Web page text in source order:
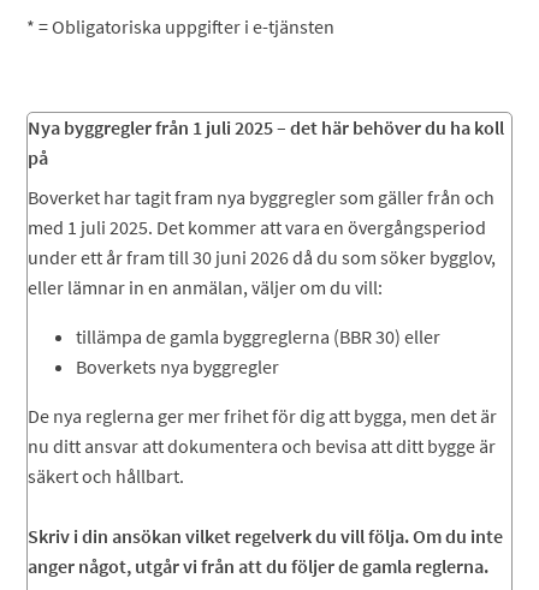
* = Obligatoriska uppgifter i e-tjänsten
Nya byggregler från 1 juli 2025 – det här behöver du ha koll
på
Boverket har tagit fram nya byggregler som gäller från och
med 1 juli 2025. Det kommer att vara en övergångsperiod
under ett år fram till 30 juni 2026 då du som söker bygglov,
eller lämnar in en anmälan, väljer om du vill:
tillämpa de gamla byggreglerna (BBR 30) eller
Boverkets nya byggregler
De nya reglerna ger mer frihet för dig att bygga, men det är
nu ditt ansvar att dokumentera och bevisa att ditt bygge är
säkert och hållbart.
Skriv i din ansökan vilket regelverk du vill följa. Om du inte
anger något, utgår vi från att du följer de gamla reglerna.